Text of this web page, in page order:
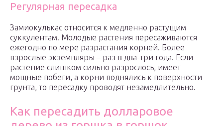
Регулярная пересадка
Замиокулькас относится к медленно растущим
суккулентам. Молодые растения пересаживаются
ежегодно по мере разрастания корней. Более
взрослые экземпляры – раз в два-три года. Если
растение слишком сильно разрослось, имеет
мощные побеги, а корни поднялись к поверхности
грунта, то пересадку проводят незамедлительно.
Как пересадить долларовое